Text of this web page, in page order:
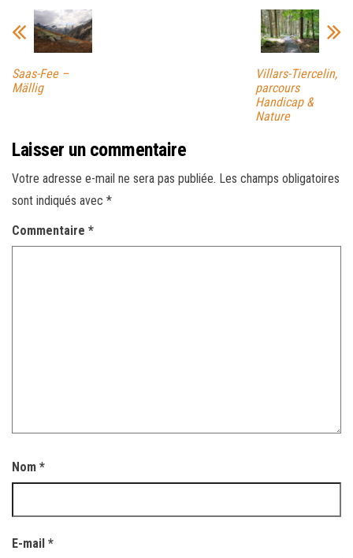
Saas-Fee –
Mällig
Villars-Tiercelin,
parcours
Handicap &
Nature
Laisser un commentaire
Votre adresse e-mail ne sera pas publiée. Les champs obligatoires
sont indiqués avec *
Commentaire *
Nom *
E-mail *